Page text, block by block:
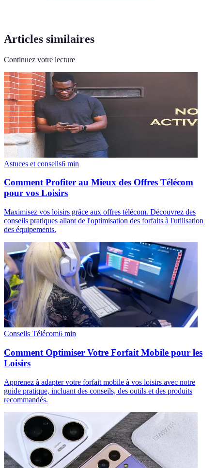
Articles similaires
Continuez votre lecture
Astuces et conseils6 min
Comment Profiter au Mieux des Offres Télécom
pour vos Loisirs
Maximisez vos loisirs grâce aux offres télécom. Découvrez des
conseils pratiques allant de l'optimisation des forfaits à l'utilisation
des équipements.
Conseils Télécom6 min
Comment Optimiser Votre Forfait Mobile pour les
Loisirs
Apprenez à adapter votre forfait mobile à vos loisirs avec notre
guide pratique, incluant des conseils, des outils et des produits
recommandés.